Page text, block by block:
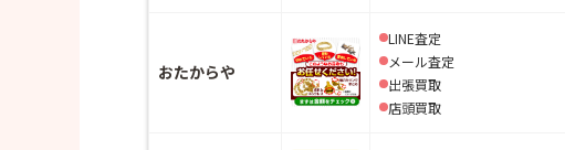
おたからや
LINE査定
メール査定
出張買取
店頭買取